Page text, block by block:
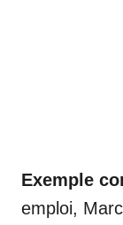
Exemple
emploi,